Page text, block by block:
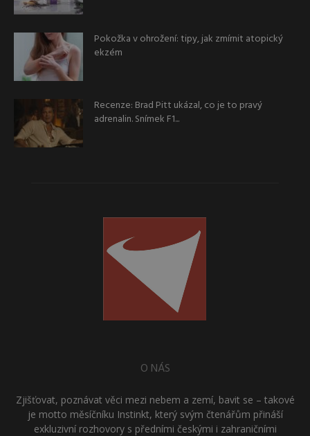
Pokožka v ohrožení: tipy, jak zmírnit atopický
ekzém
Recenze: Brad Pitt ukázal, co je to pravý
adrenalin. Snímek F1...
O NÁS
Zjišťovat, poznávat věci mezi nebem a zemí, bavit se – takové
je motto měsíčníku Instinkt, který svým čtenářům přináší
exkluzivní rozhovory s předními českými i zahraničními